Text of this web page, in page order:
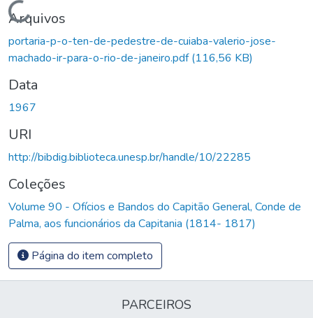
Carregando...
Arquivos
portaria-p-o-ten-de-pedestre-de-cuiaba-valerio-jose-
machado-ir-para-o-rio-de-janeiro.pdf(116,56 KB)
Data
1967
URI
http://bibdig.biblioteca.unesp.br/handle/10/22285
Coleções
Volume 90 - Ofícios e Bandos do Capitão General, Conde de
Palma, aos funcionários da Capitania (1814- 1817)
Página do item completo
PARCEIROS